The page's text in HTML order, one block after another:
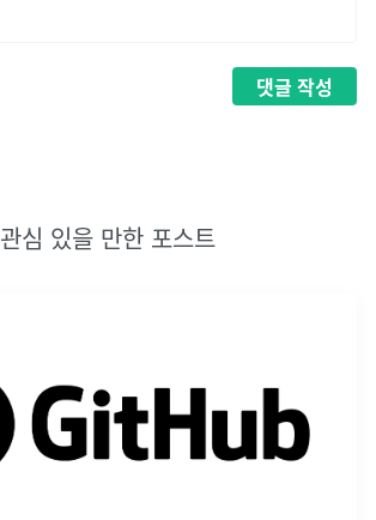
댓글 작성
관심 있을 만한 포스트